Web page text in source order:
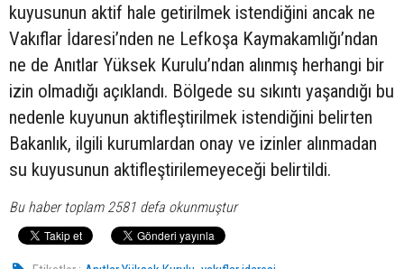
kuyusunun aktif hale getirilmek istendiğini ancak ne
Vakıflar İdaresi’nden ne Lefkoşa Kaymakamlığı’ndan
ne de Anıtlar Yüksek Kurulu’ndan alınmış herhangi bir
izin olmadığı açıklandı. Bölgede su sıkıntı yaşandığı bu
nedenle kuyunun aktifleştirilmek istendiğini belirten
Bakanlık, ilgili kurumlardan onay ve izinler alınmadan
su kuyusunun aktifleştirilemeyeceği belirtildi.
Bu haber toplam 2581 defa okunmuştur